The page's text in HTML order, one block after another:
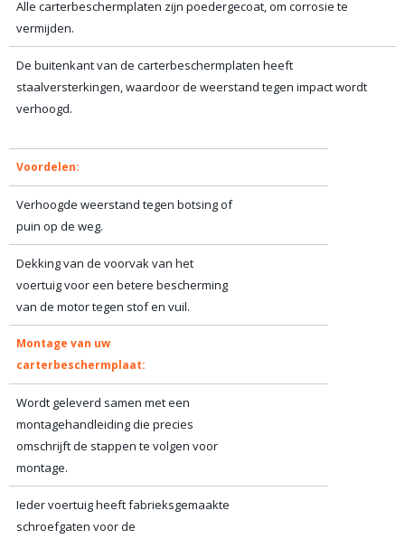
Alle carterbeschermplaten zijn poedergecoat, om corrosie te
vermijden.
De buitenkant van de carterbeschermplaten heeft
staalversterkingen, waardoor de weerstand tegen impact wordt
verhoogd.
Voordelen:
Verhoogde weerstand tegen botsing of
puin op de weg.
Dekking van de voorvak van het
voertuig voor een betere bescherming
van de motor tegen stof en vuil.
Montage van uw
carterbeschermplaat:
Wordt geleverd samen met een
montagehandleiding die precies
omschrijft de stappen te volgen voor
montage.
Ieder voertuig heeft fabrieksgemaakte
schroefgaten voor de